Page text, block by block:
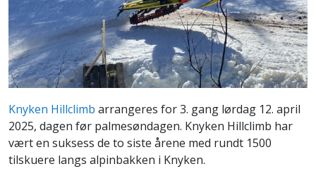
Knyken Hillclimb arrangeres for 3. gang lørdag 12. april
2025, dagen før palmesøndagen. Knyken Hillclimb har
vært en suksess de to siste årene med rundt 1500
tilskuere langs alpinbakken i Knyken.